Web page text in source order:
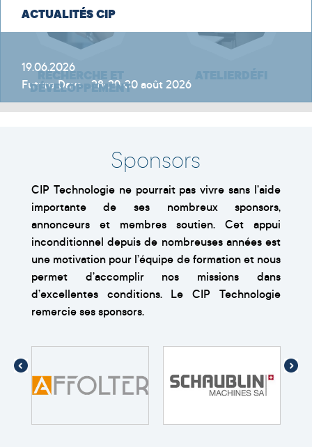
DÉVELOPPEMENT
ACTUALITÉS CIP
19.06.2026
Future Days - 28-29-30 août 2026
Sponsors
CIP Technologie ne pourrait pas vivre sans l’aide
importante de ses nombreux sponsors,
annonceurs et membres soutien. Cet appui
inconditionnel depuis de nombreuses années est
une motivation pour l’équipe de formation et nous
permet d’accomplir nos missions dans
d’excellentes conditions. Le CIP Technologie
remercie ses sponsors.